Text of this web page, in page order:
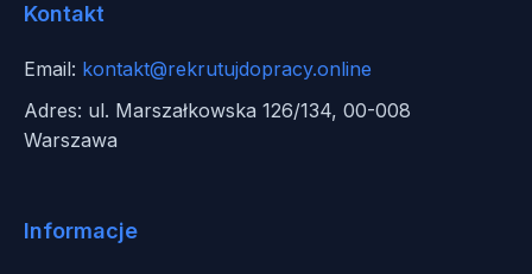
Kontakt
Email: kontakt@rekrutujdopracy.online
Adres: ul. Marszałkowska 126/134, 00-008
Warszawa
Informacje